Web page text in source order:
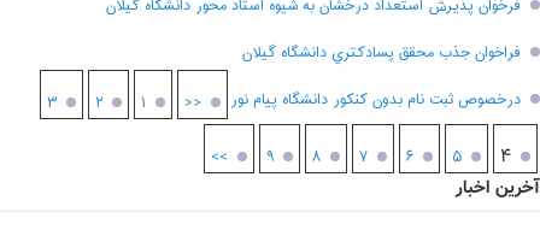
فرخوان پذيرش استعداد درخشان به شيوه استاد محور دانشگاه گيلان
فراخوان جذب محقق پسادکتري دانشگاه گيلان
درخصوص ثبت نام بدون کنکور دانشگاه پیام نور
<< ۱ ۲ ۳
۴ ۵ ۶ ۷ ۸ ۹ >>
آخرین اخبار